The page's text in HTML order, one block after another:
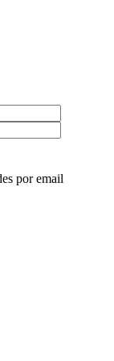
por email